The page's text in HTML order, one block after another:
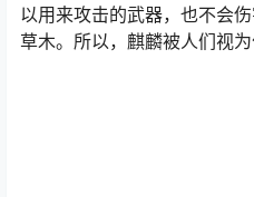
以用来攻击的武器，也不会
草木。所以，麒麟被人们视为